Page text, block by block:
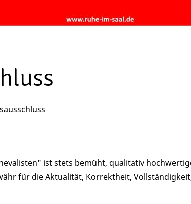
ist stets bemüht, qualitativ
für die Aktualität, Korrektheit,